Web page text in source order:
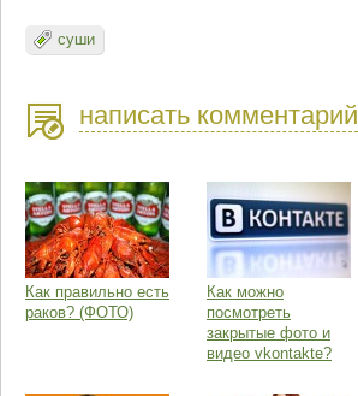
суши
написать комментарий
Как правильно есть
раков? (ФОТО)
Как можно
посмотреть
закрытые фото и
видео vkontakte?